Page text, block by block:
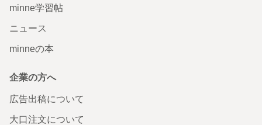
minne学習帖
ニュース
minneの本
企業の方へ
広告出稿について
大口注文について